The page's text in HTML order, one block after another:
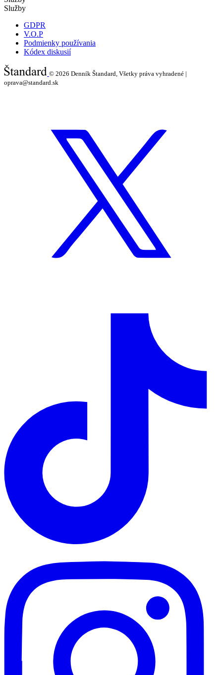
Služby
GDPR
V.O.P
Podmienky používania
Kódex diskusií
© 2026 Denník Štandard, Všetky práva vyhradené |
oprava@standard.sk